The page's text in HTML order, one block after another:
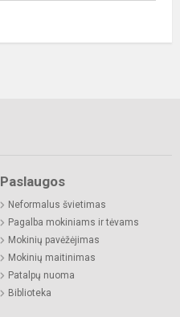
Paslaugos
Neformalus švietimas
Pagalba mokiniams ir tėvams
Mokinių pavėžėjimas
Mokinių maitinimas
Patalpų nuoma
Biblioteka